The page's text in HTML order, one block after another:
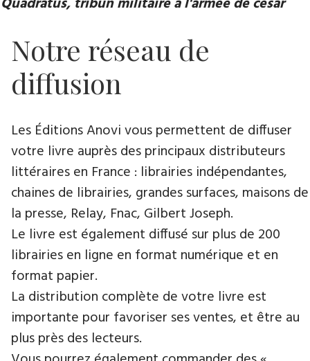
Notre réseau de
diffusion
Les Éditions Anovi vous permettent de diffuser
votre livre auprès des principaux distributeurs
littéraires en France : librairies indépendantes,
chaines de librairies, grandes surfaces, maisons de
la presse, Relay, Fnac, Gilbert Joseph.
Le livre est également diffusé sur plus de 200
librairies en ligne en format numérique et en
format papier.
La distribution complète de votre livre est
importante pour favoriser ses ventes, et être au
plus près des lecteurs.